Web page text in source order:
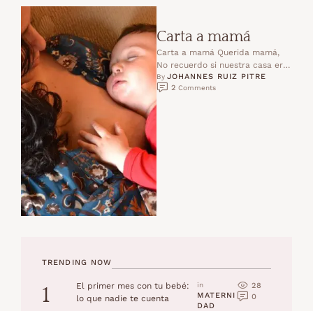
Carta a mamá
Carta a mamá Querida mamá,
No recuerdo si nuestra casa era
grande o pequeña, si vivíamos
alquilados o …
By JOHANNES RUIZ PITRE
2 Comments
TRENDING NOW
1
El primer mes con tu bebé:
lo que nadie te cuenta
in
MATERNI
DAD
28
0